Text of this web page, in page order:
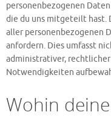
personenbezogenen
die du uns mitgeteilt hast.
aller personenbezogenen
anfordern. Dies umfasst
administrativer,
Notwendigkeiten
Wohin